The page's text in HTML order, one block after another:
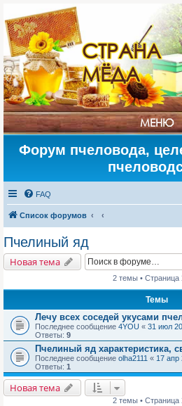
СТРАНА
МЁДА
МЕНЮ
Форум пчеловода,
FAQ
Список форумов
Пчелиный яд
Новая тема
2 темы • Страница
Темы
Лечу всех соседей укусами
Последнее сообщение 4YOU « 31 июл
Ответы: 9
Пчелиный яд характеристика,
Последнее сообщение olha2111 « 17 апр
Ответы: 1
Новая тема
2 темы • Страница